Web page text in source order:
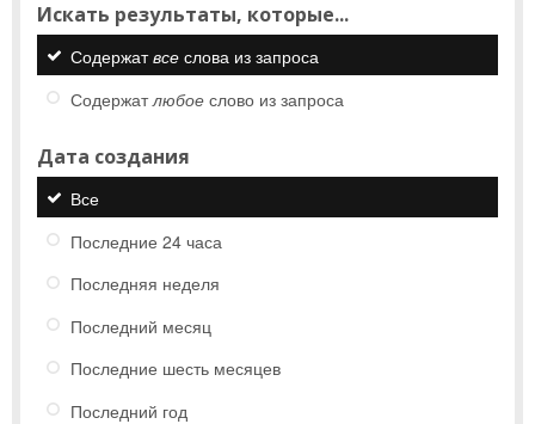
Искать результаты, которые...
Содержатвсе слова из запроса
Содержатлюбое слово из запроса
Дата создания
Все
Последние 24 часа
Последняя неделя
Последний месяц
Последние шесть месяцев
Последний год